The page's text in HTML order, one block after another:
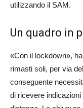
utilizzando il SAM.
Un quadro in
«Con il lockdown»,
rimasti soli, per via
conseguente
di ricevere